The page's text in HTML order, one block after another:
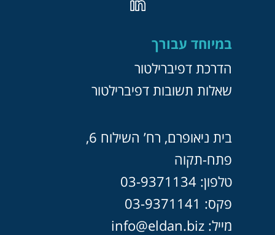
במיוחד עבורך
הדרכת דפיברילטור
שאלות תשובות דפיברילטור
בית ניאופרם, רח’ השילוח 6,
פתח-תקוה
טלפון: 03-9371134
פקס: 03-9371141
מייל: info@eldan.biz